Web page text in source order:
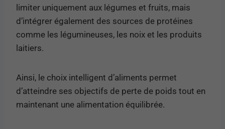
limiter uniquement aux légumes et fruits, mais
d’intégrer également des sources de protéines
comme les légumineuses, les noix et les produits
laitiers.
Ainsi, le choix intelligent d’aliments permet
d’atteindre ses objectifs de perte de poids tout en
maintenant une alimentation équilibrée.